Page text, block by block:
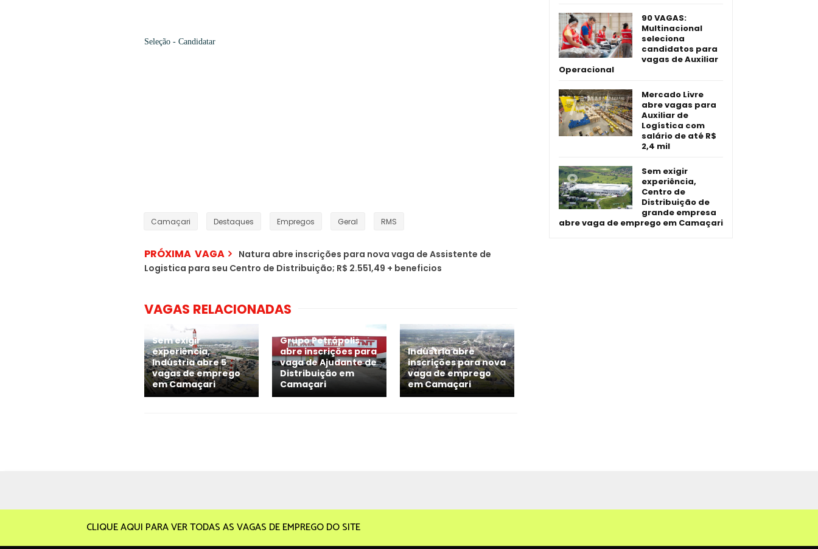
Seleção - Candidatar
Camaçari Destaques Empregos Geral RMS
PRÓXIMA VAGA
Natura abre inscrições para nova vaga de Assistente de
Logistica para seu Centro de Distribuição; R$ 2.551,49 + beneficios
VAGAS RELACIONADAS
Sem exigir
experiência,
Indústria abre 5
vagas de emprego
em Camaçari
Grupo Petrópolis
abre inscrições para
vaga de Ajudante de
Distribuição em
Camaçari
Indústria abre
inscrições para nova
vaga de emprego
em Camaçari
90 VAGAS:
Multinacional
seleciona
candidatos para
vagas de Auxiliar
Operacional
Mercado Livre
abre vagas para
Auxiliar de
Logística com
salário de até R$
2,4 mil
Sem exigir
experiência,
Centro de
Distribuição de
grande empresa
abre vaga de emprego em Camaçari
CLIQUE AQUI PARA VER TODAS AS VAGAS DE EMPREGO DO SITE